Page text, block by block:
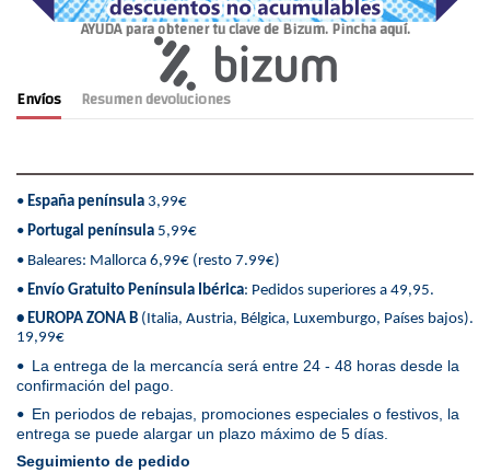
AYUDA para obtener tu clave de Bizum. Pincha aquí.
Envíos Resumen devoluciones
• España península 3,99€
• Portugal península 5,99€
• Baleares: Mallorca 6,99€ (resto 7.99€)
• Envío Gratuito Península Ibérica: Pedidos superiores a 49,95.
• EUROPA ZONA B (Italia, Austria, Bélgica, Luxemburgo, Países bajos).
19,99€
• La entrega de la mercancía será entre 24 - 48 horas desde la
confirmación del pago.
• En periodos de rebajas, promociones especiales o festivos, la
entrega se puede alargar un plazo máximo de 5 días.
Seguimiento de pedido